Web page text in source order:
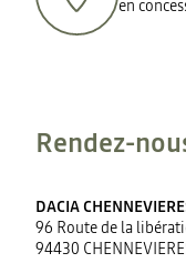
en
Rendez-
DACIA
96 Route de la
94430